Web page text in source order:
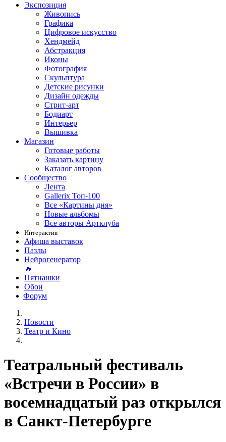
Экспозиция
Живопись
Графика
Цифровое искусство
Хендмейд
Абстракция
Иконы
Фотография
Скульптура
Детские рисунки
Дизайн одежды
Стрит-арт
Бодиарт
Интерьер
Вышивка
Магазин
Готовые работы
Заказать картину
Каталог авторов
Сообщество
Лента
Gallerix Топ-100
Все «Картины дня»
Новые альбомы
Все авторы Артклуба
Интерактив
Афиша выставок
Пазлы
Нейрогенератор
🔥
Пятнашки
Обои
Форум
Новости
Театр и Кино
Театральный фестиваль
«Встречи в России» в
восемнадцатый раз открылся
в Санкт-Петербурге